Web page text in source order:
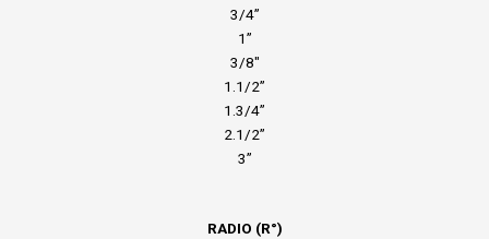
3/4”
1”
3/8″
1.1/2”
1.3/4”
2.1/2”
3”
RADIO (R°)